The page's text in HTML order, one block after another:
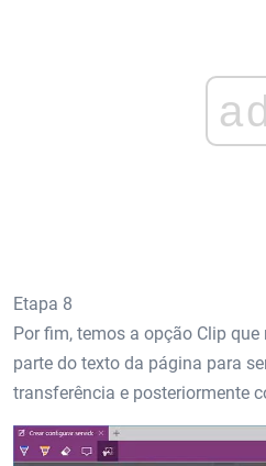
Etapa 8
Por fim, temos a opção Clip
parte do texto da página para
transferência e posteriormente